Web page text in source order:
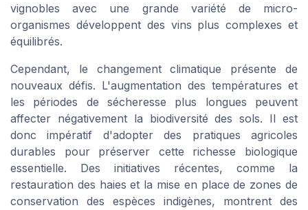
vignobles avec une grande variété de micro-
organismes développent des vins plus complexes et
équilibrés.
Cependant, le changement climatique présente de
nouveaux défis. L'augmentation des températures et
les périodes de sécheresse plus longues peuvent
affecter négativement la biodiversité des sols. Il est
donc impératif d'adopter des pratiques agricoles
durables pour préserver cette richesse biologique
essentielle. Des initiatives récentes, comme la
restauration des haies et la mise en place de zones de
conservation des espèces indigènes, montrent des